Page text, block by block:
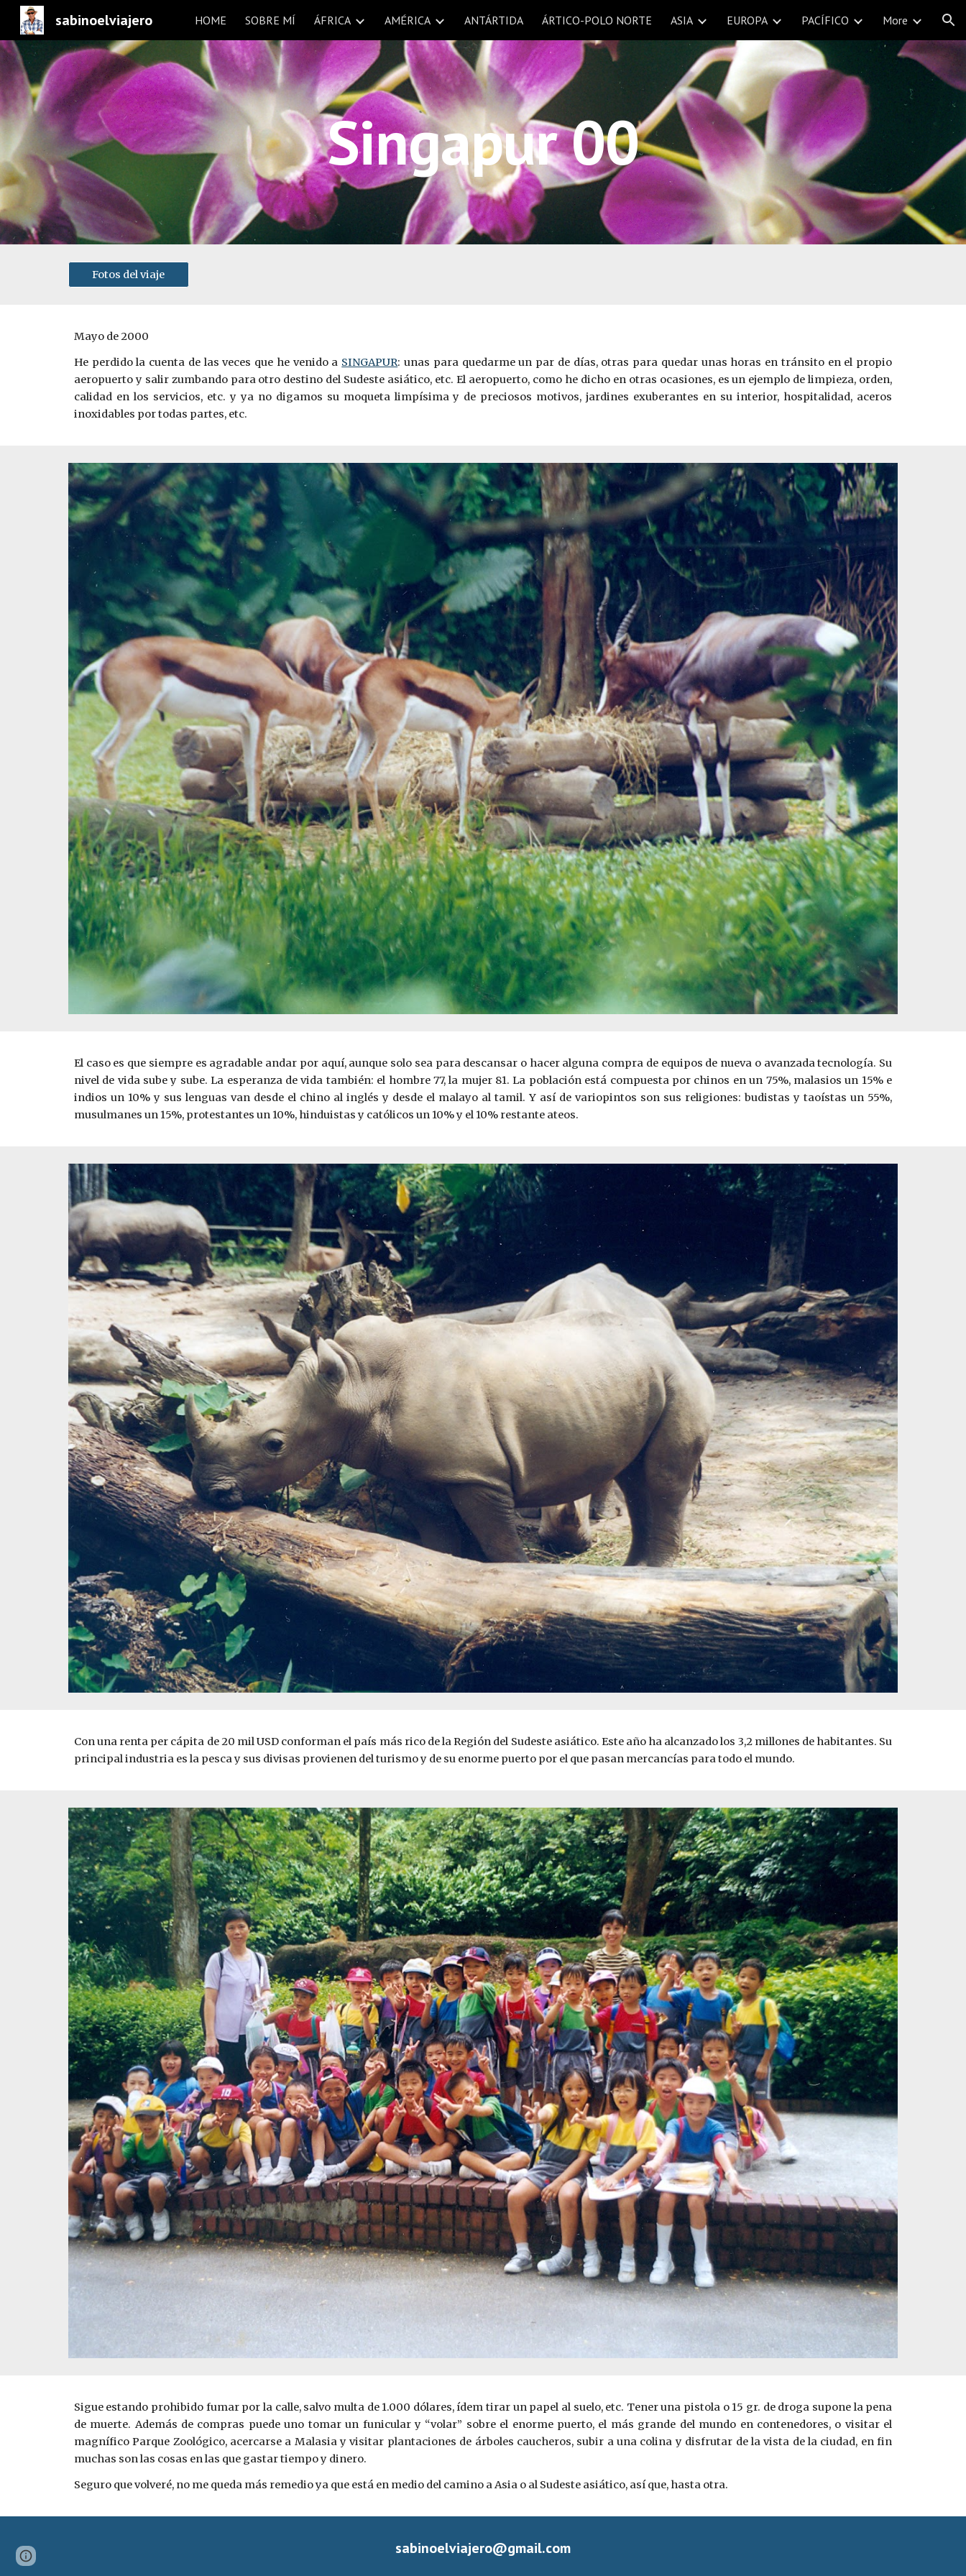
Skip to main content Skip to navigation
sabinoelviajero HOME SOBRE MÍ ÁFRICA AMÉRICA ANTÁRTIDA ÁRTICO-POLO NORTE ASIA EUROPA PACÍFICO More
Singapur 00
Fotos del viaje
Mayo de 2000
He perdido la cuenta de las veces que he venido a SINGAPUR: unas para quedarme un par de días, otras para quedar unas horas en tránsito en el propio
aeropuerto y salir zumbando para otro destino del Sudeste asiático, etc. El aeropuerto, como he dicho en otras ocasiones, es un ejemplo de limpieza, orden,
calidad en los servicios, etc. y ya no digamos su moqueta limpísima y de preciosos motivos, jardines exuberantes en su interior, hospitalidad, aceros
inoxidables por todas partes, etc.
El caso es que siempre es agradable andar por aquí, aunque solo sea para descansar o hacer alguna compra de equipos de nueva o avanzada tecnología. Su
nivel de vida sube y sube. La esperanza de vida también: el hombre 77, la mujer 81. La población está compuesta por chinos en un 75%, malasios un 15% e
indios un 10% y sus lenguas van desde el chino al inglés y desde el malayo al tamil. Y así de variopintos son sus religiones: budistas y taoístas un 55%,
musulmanes un 15%, protestantes un 10%, hinduistas y católicos un 10% y el 10% restante ateos.
Con una renta per cápita de 20 mil USD conforman el país más rico de la Región del Sudeste asiático. Este año ha alcanzado los 3,2 millones de habitantes. Su
principal industria es la pesca y sus divisas provienen del turismo y de su enorme puerto por el que pasan mercancías para todo el mundo.
Sigue estando prohibido fumar por la calle, salvo multa de 1.000 dólares, ídem tirar un papel al suelo, etc. Tener una pistola o 15 gr. de droga supone la pena
de muerte. Además de compras puede uno tomar un funicular y “volar” sobre el enorme puerto, el más grande del mundo en contenedores, o visitar el
magnífico Parque Zoológico, acercarse a Malasia y visitar plantaciones de árboles caucheros, subir a una colina y disfrutar de la vista de la ciudad, en fin
muchas son las cosas en las que gastar tiempo y dinero.
Seguro que volveré, no me queda más remedio ya que está en medio del camino a Asia o al Sudeste asiático, así que, hasta otra.
sabinoelviajero@gmail.com